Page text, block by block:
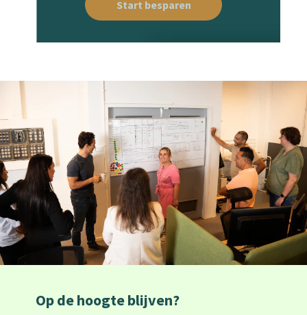
Start besparen
Op de hoogte blijven?